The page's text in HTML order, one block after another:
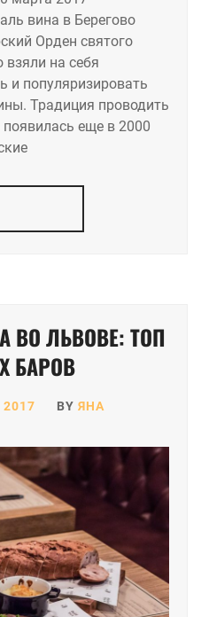
вина в Берегово
Орден святого
взяли на себя
и популяризировать
Традиция проводить
еще в 2000
ВО ЛЬВОВЕ: ТОП
БАРОВ
BY ЯНА